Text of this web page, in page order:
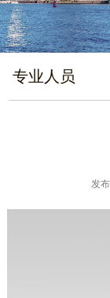
专业人员
发